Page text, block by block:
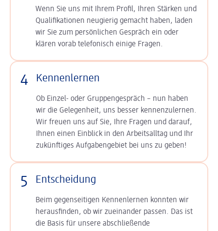
Wenn Sie uns mit Ihrem Profil, Ihren Stärken und
Qualifikationen neugierig gemacht haben, laden
wir Sie zum persönlichen Gespräch ein oder
klären vorab telefonisch einige Fragen.
4 Kennenlernen
Ob Einzel- oder Gruppengespräch – nun haben
wir die Gelegenheit, uns besser kennenzulernen.
Wir freuen uns auf Sie, Ihre Fragen und darauf,
Ihnen einen Einblick in den Arbeitsalltag und Ihr
zukünftiges Aufgabengebiet bei uns zu geben!
5 Entscheidung
Beim gegenseitigen Kennenlernen konnten wir
herausfinden, ob wir zueinander passen. Das ist
die Basis für unsere abschließende